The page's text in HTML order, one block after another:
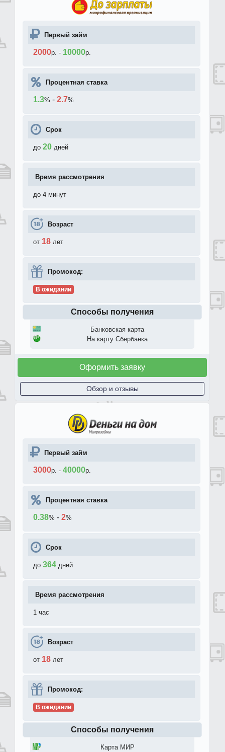
Первый займ
2000р. - 10000р.
Процентная ставка
1.3% - 2.7%
Срок
до 20 дней
Время рассмотрения
до 4 минут
Возраст
от 18 лет
Промокод:
В ожидании
Способы получения
Банковская карта
На карту Сбербанка
Оформить заявку
Обзор и отзывы
Первый займ
3000р. - 40000р.
Процентная ставка
0.38% - 2%
Срок
до 364 дней
Время рассмотрения
1 час
Возраст
от 18 лет
Промокод:
В ожидании
Способы получения
Карта МИР